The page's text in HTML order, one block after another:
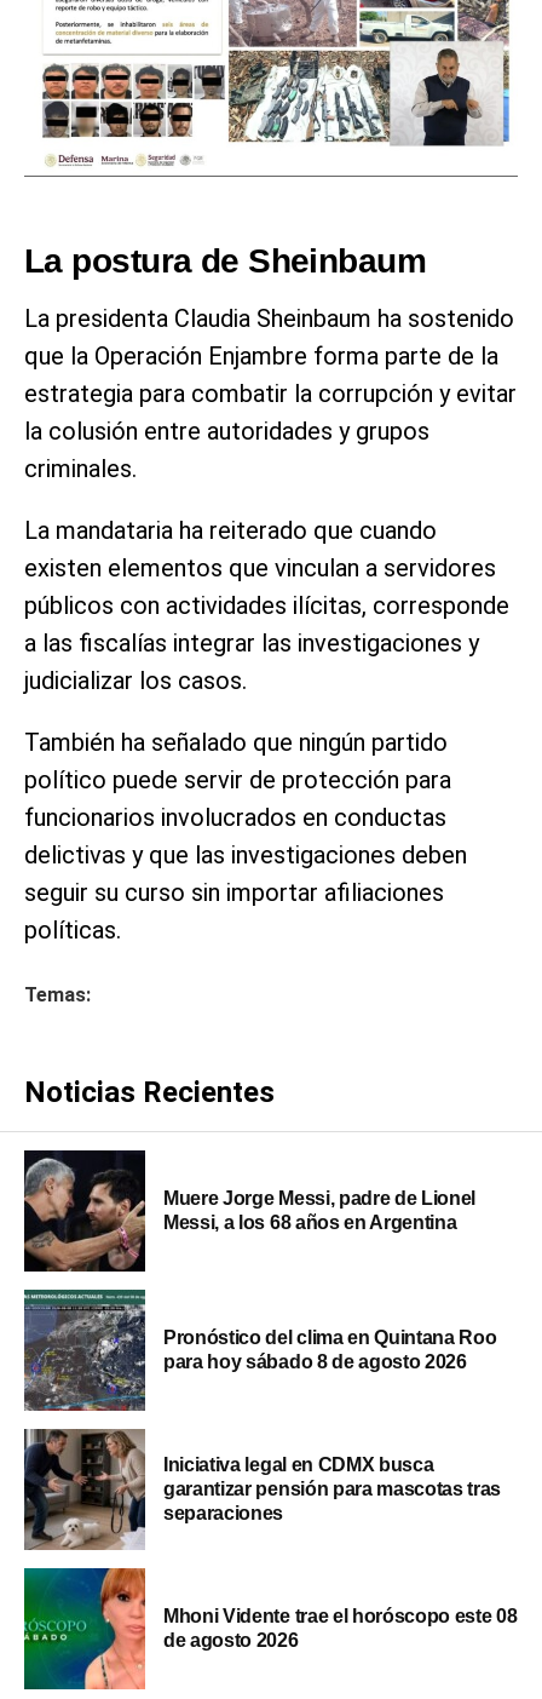
La postura de Sheinbaum
La presidenta Claudia Sheinbaum ha sostenido
que la Operación Enjambre forma parte de la
estrategia para combatir la corrupción y evitar
la colusión entre autoridades y grupos
criminales.
La mandataria ha reiterado que cuando
existen elementos que vinculan a servidores
públicos con actividades ilícitas, corresponde
a las fiscalías integrar las investigaciones y
judicializar los casos.
También ha señalado que ningún partido
político puede servir de protección para
funcionarios involucrados en conductas
delictivas y que las investigaciones deben
seguir su curso sin importar afiliaciones
políticas.
Temas:
Noticias Recientes
Muere Jorge Messi, padre de Lionel
Messi, a los 68 años en Argentina
Pronóstico del clima en Quintana Roo
para hoy sábado 8 de agosto 2026
Iniciativa legal en CDMX busca
garantizar pensión para mascotas tras
separaciones
Mhoni Vidente trae el horóscopo este 08
de agosto 2026